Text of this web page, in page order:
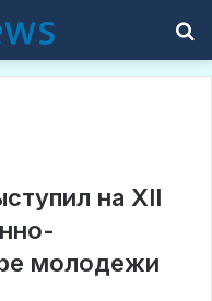
на ХІI
молодежи